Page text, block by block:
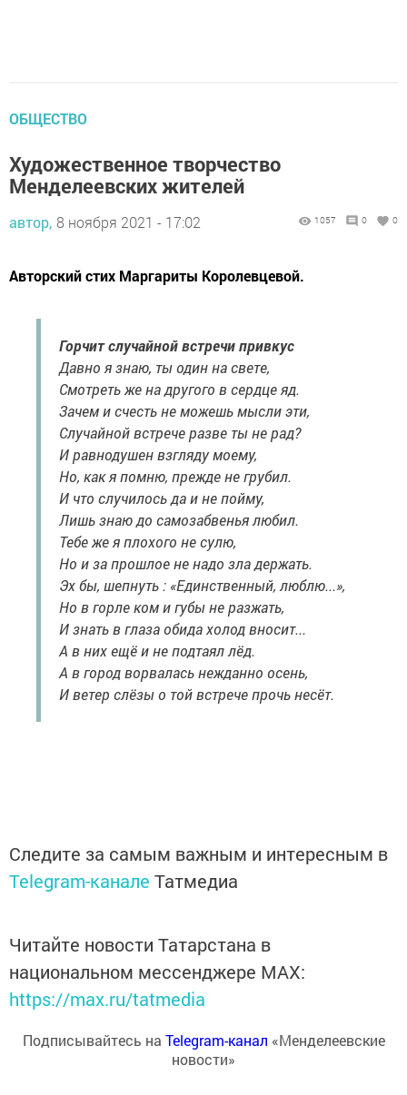
ОБЩЕСТВО
Художественное творчество
Менделеевских жителей
автор, 8 ноября 2021 - 17:02 1057 0 0
Авторский стих Маргариты Королевцевой.
Горчит случайной встречи привкус
Давно я знаю, ты один на свете,
Смотреть же на другого в сердце яд.
Зачем и счесть не можешь мысли эти,
Случайной встрече разве ты не рад?
И равнодушен взгляду моему,
Но, как я помню, прежде не грубил.
И что случилось да и не пойму,
Лишь знаю до самозабвенья любил.
Тебе же я плохого не сулю,
Но и за прошлое не надо зла держать.
Эх бы, шепнуть : «Единственный, люблю...»,
Но в горле ком и губы не разжать,
И знать в глаза обида холод вносит...
А в них ещё и не подтаял лёд.
А в город ворвалась нежданно осень,
И ветер слёзы о той встрече прочь несёт.
Следите за самым важным и интересным в
Telegram-канале Татмедиа
Читайте новости Татарстана в
национальном мессенджере MАХ:
https://max.ru/tatmedia
Подписывайтесь на Telegram-канал «Менделеевские
новости»